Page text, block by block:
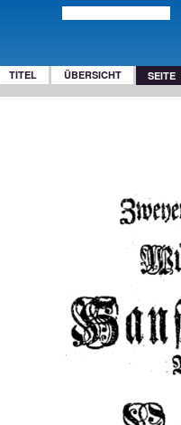
TITEL ÜBERSICHT SEITE